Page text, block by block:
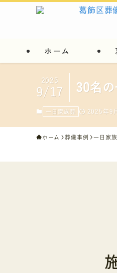
ホーム
30名
2025
9/17
一日家族葬 2025年9
ホーム 葬儀事例 一日家